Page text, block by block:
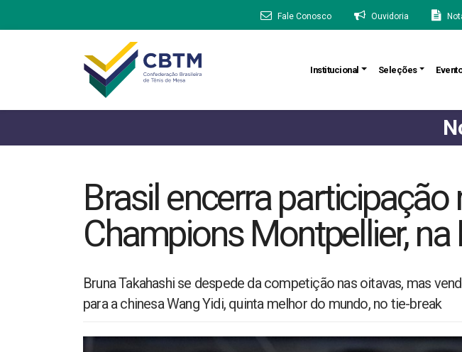
Fale Conosco Ouvidoria
Institucional Seleções
Brasil encerra participação
Champions Montpellier, na
Bruna Takahashi se despede da competição nas oitavas, mas
para a chinesa Wang Yidi, quinta melhor do mundo, no tie-break